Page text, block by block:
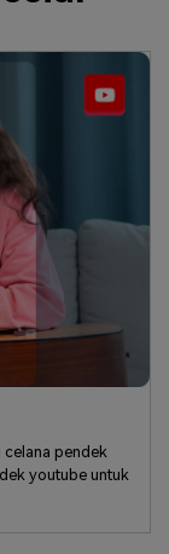
pendek
youtube untuk